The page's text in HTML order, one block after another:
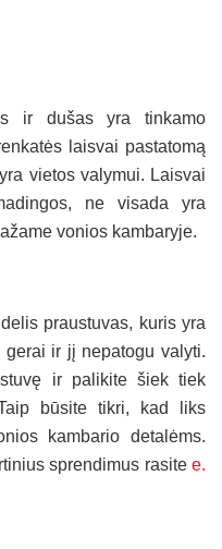
ir dušas yra tinkamo
laisvai pastatomą
vietos valymui. Laisvai
ne visada yra
vonios kambaryje.
praustuvas, kuris yra
ir jį nepatogu valyti.
ir palikite šiek tiek
būsite tikri, kad liks
kambario detalėms.
sprendimus rasite e.